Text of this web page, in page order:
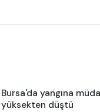
Bursa'da yangına
yüksekten düştü